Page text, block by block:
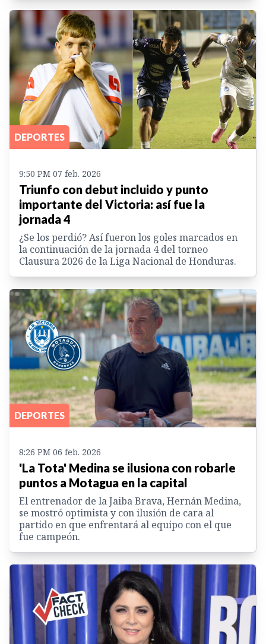
DEPORTES
9:50 PM 07 feb. 2026
Triunfo con debut incluido y punto
importante del Victoria: así fue la
jornada 4
¿Se los perdió? Así fueron los goles marcados en
la continuación de la jornada 4 del torneo
Clausura 2026 de la Liga Nacional de Honduras.
DEPORTES
8:26 PM 06 feb. 2026
'La Tota' Medina se ilusiona con robarle
puntos a Motagua en la capital
El entrenador de la Jaiba Brava, Hernán Medina,
se mostró optimista y con ilusión de cara al
partido en que enfrentará al equipo con el que
fue campeón.